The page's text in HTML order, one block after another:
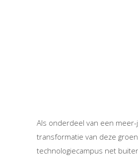
Als onderdeel van een meer-
transformatie van deze
technologiecampus net